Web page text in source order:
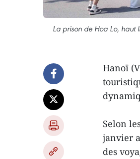
La prison de Hoa Lo,
Hanoï
Selon
janvier
des